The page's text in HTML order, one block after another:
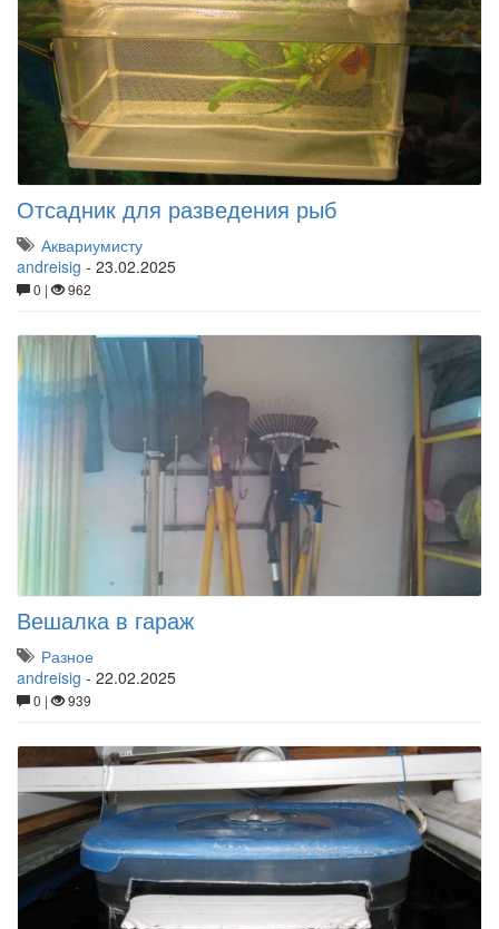
Отсадник для разведения рыб
Аквариумисту
andreisig - 23.02.2025
0 | 962
Вешалка в гараж
Разное
andreisig - 22.02.2025
0 | 939